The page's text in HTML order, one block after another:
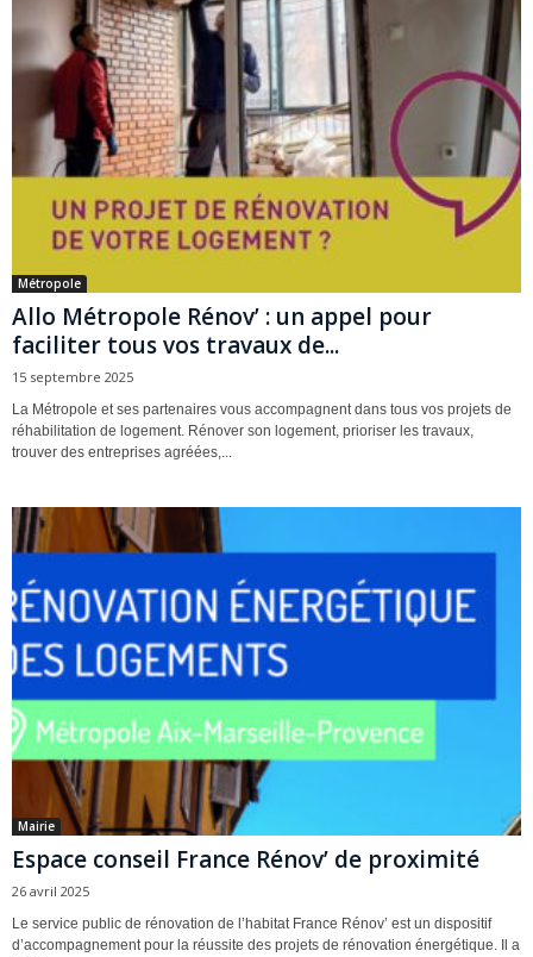
Métropole
Allo Métropole Rénov’ : un appel pour
faciliter tous vos travaux de...
15 septembre 2025
La Métropole et ses partenaires vous accompagnent dans tous vos projets de
réhabilitation de logement. Rénover son logement, prioriser les travaux,
trouver des entreprises agréées,...
Mairie
Espace conseil France Rénov’ de proximité
26 avril 2025
Le service public de rénovation de l’habitat France Rénov’ est un dispositif
d’accompagnement pour la réussite des projets de rénovation énergétique. Il a